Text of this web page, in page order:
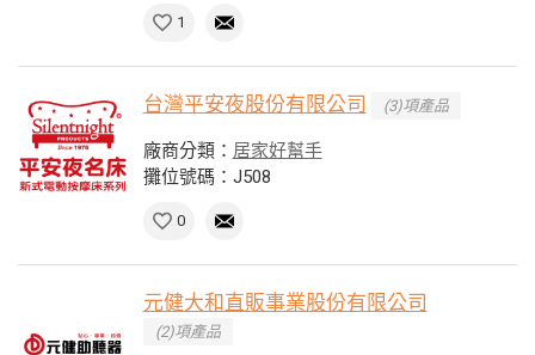
1
台灣平安夜股份有限公司 (3)項產品
廠商分類： 居家好幫手
攤位號碼：J508
0
元健大和直販事業股份有限公司
(2)項產品